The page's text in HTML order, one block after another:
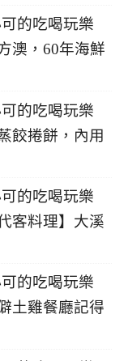
澳，60年海鮮
餃捲餅，內用
客料理】大溪
土雞餐廳記得